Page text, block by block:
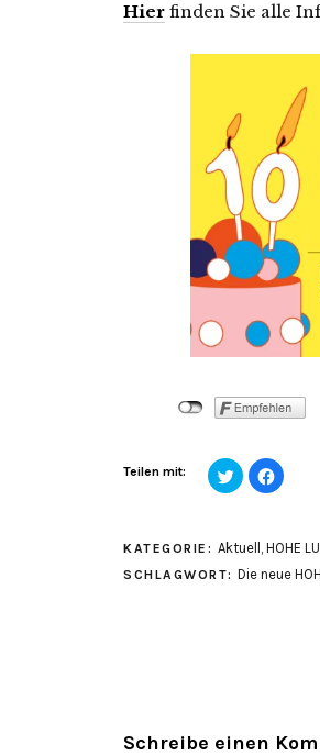
Hier finden Sie alle
Teilen mit: Klick,
um
über
teilen
(Wird
neuem
Klick,
um
(Wird
neuem
KATEGORIE: Aktuell , HOHE
SCHLAGWORT: Die neue
Schreibe einen